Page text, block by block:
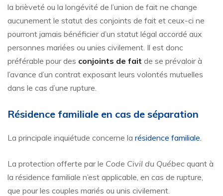
la brièveté ou la longévité de l’union de fait ne change
aucunement le statut des conjoints de fait et ceux-ci ne
pourront jamais bénéficier d’un statut légal accordé aux
personnes mariées ou unies civilement. Il est donc
préférable pour des conjoints de fait de se prévaloir à
l’avance d’un contrat exposant leurs volontés mutuelles
dans le cas d’une rupture.
Résidence familiale en cas de séparation
La principale inquiétude concerne la résidence familiale.
La protection offerte par le Code Civil du Québec quant à
la résidence familiale n’est applicable, en cas de rupture,
que pour les couples mariés ou unis civilement.